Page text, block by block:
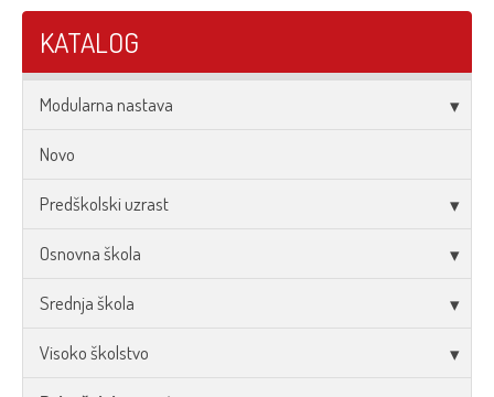
KATALOG
Modularna nastava
Novo
Predškolski uzrast
Osnovna škola
Srednja škola
Visoko školstvo